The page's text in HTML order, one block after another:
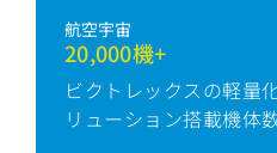
航空宇宙
20,000機+
ビクトレックスの軽量
リューション搭載機体